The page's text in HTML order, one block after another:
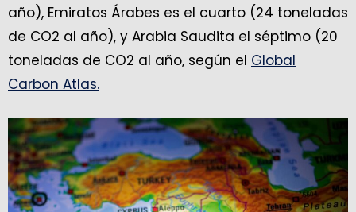
año), Emiratos Árabes es el cuarto (24 toneladas
de CO2 al año), y Arabia Saudita el séptimo (20
toneladas de CO2 al año, según el Global
Carbon Atlas.